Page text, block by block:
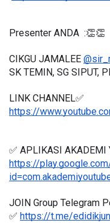
Presenter ANDA  :👏👏
CIKGU JAMALEE
SK TEMIN, SG SIPUT,
LINK CHANNEL✅
https://
https://
JOIN Group Telegram
✅ https://t.me/